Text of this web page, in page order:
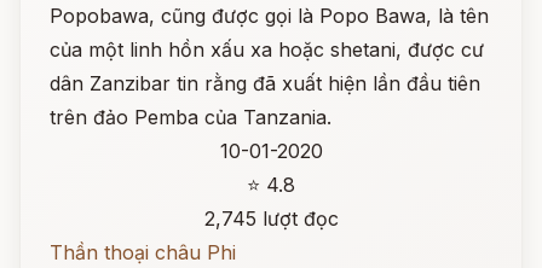
Popobawa, cũng được gọi là Popo Bawa, là tên
của một linh hồn xấu xa hoặc shetani, được cư
dân Zanzibar tin rằng đã xuất hiện lần đầu tiên
trên đảo Pemba của Tanzania.
10-01-2020
⭐ 4.8
2,745 lượt đọc
Thần thoại châu Phi